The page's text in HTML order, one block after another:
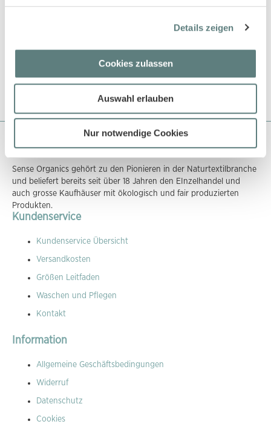
Details zeigen
Cookies zulassen
Auswahl erlauben
Nur notwendige Cookies
Über Sense Organics
Sense Organics gehört zu den Pionieren in der Naturtextilbranche
und beliefert bereits seit über 18 Jahren den EInzelhandel und
auch grosse Kaufhäuser mit ökologisch und fair produzierten
Produkten.
Kundenservice
Kundenservice Übersicht
Versandkosten
Größen Leitfaden
Waschen und Pflegen
Kontakt
Information
Allgemeine Geschäftsbedingungen
Widerruf
Datenschutz
Cookies